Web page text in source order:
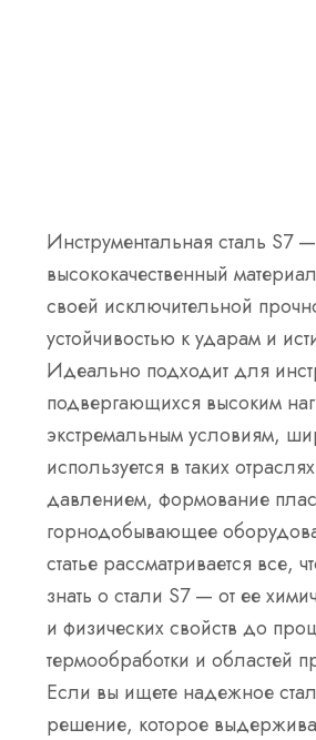
Инструментальная сталь S7
высококачественный
своей исключительной
устойчивостью к ударам и
Идеально подходит для
подвергающихся высоким
экстремальным условиям,
используется в таких
давлением, формование
горнодобывающее
статье рассматривается все,
знать о стали S7 — от ее
и физических свойств до
термообработки и областей
Если вы ищете надежное
решение, которое